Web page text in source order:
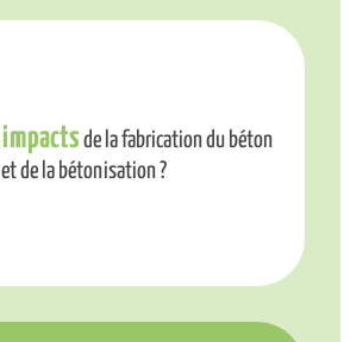
impactsde la fabrication du béton
et de la bétonisation ?